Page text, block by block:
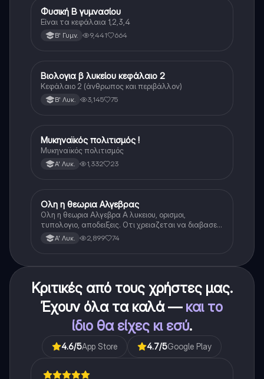
Φυσική
Φυσική Β γυμνασίου
Είναι τα κεφάλαια 1,2,3,4
Β' Γυμν. 9,441 664
Βιολογία
Βιολογια β λυκείου κεφάλαιο 2
Κεφάλαιο 2 (άνθρωπος και περιβάλλον)
Β' Λυκ. 3,145 75
Ιστορία
Μυκηναϊκός πολιτισμός !
Μυκηναϊκός πολιτισμός
Α' Λυκ. 1,332 23
Μαθηματικά
Ολη η θεωρια Αλγεβρας
Ολη η θεωρια Αλγεβρα Α λυκειου, ορισμοι,
τυπολογιο, αποδειξεις. Οτι χρειαζεται να διαβασεις
για το θεωρητικο κομματι της αλγεβρας.
Α' Λυκ. 2,899 74
Κριτικές από τους χρήστες μας.
Έχουν όλα τα καλά — και το
ίδιο θα είχες κι εσύ.
4.6/5App Store 4.7/5Google Play